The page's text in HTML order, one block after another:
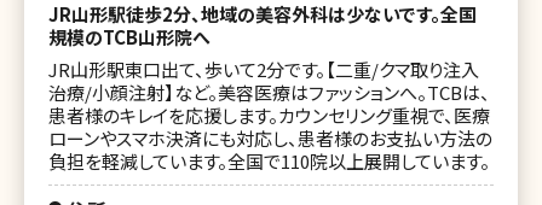
JR山形駅徒歩2分、地域の美容外科は少ないです。全国
規模のTCB山形院へ
JR山形駅東口出て、歩いて2分です。【二重/クマ取り注入
治療/小顔注射】など。美容医療はファッションへ。TCBは、
患者様のキレイを応援します。カウンセリング重視で、医療
ローンやスマホ決済にも対応し、患者様のお支払い方法の
負担を軽減しています。全国で110院以上展開しています。